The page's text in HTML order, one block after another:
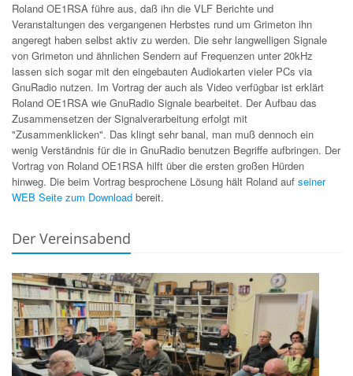
Roland OE1RSA führe aus, daß ihn die VLF Berichte und
Veranstaltungen des vergangenen Herbstes rund um Grimeton ihn
angeregt haben selbst aktiv zu werden. Die sehr langwelligen Signale
von Grimeton und ähnlichen Sendern auf Frequenzen unter 20kHz
lassen sich sogar mit den eingebauten Audiokarten vieler PCs via
GnuRadio nutzen. Im Vortrag der auch als Video verfügbar ist erklärt
Roland OE1RSA wie GnuRadio Signale bearbeitet. Der Aufbau das
Zusammensetzen der Signalverarbeitung erfolgt mit
"Zusammenklicken". Das klingt sehr banal, man muß dennoch ein
wenig Verständnis für die in GnuRadio benutzen Begriffe aufbringen. Der
Vortrag von Roland OE1RSA hilft über die ersten großen Hürden
hinweg. Die beim Vortrag besprochene Lösung hält Roland auf seiner
WEB Seite zum Download bereit.
Der Vereinsabend